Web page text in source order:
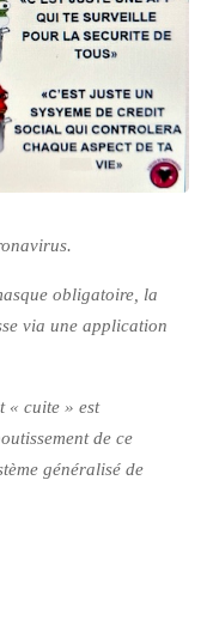
obligatoire, la
via une application
« cuite » est
de ce
généralisé de